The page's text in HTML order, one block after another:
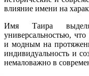
влияние имени на
Имя Таира
универсальностью, что
и модным на
индивидуальность и
немаловажно в